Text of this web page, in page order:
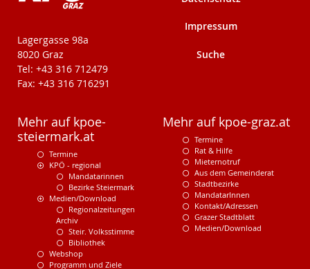
KPÖ-Steiermark
Lagergasse 98a
8020 Graz
Tel: +43 316 712479
Fax: +43 316 716291
Impressum
Suche
Mehr auf kpoe-
steiermark.at
Termine
KPÖ - regional
Mandatarinnen
Bezirke Steiermark
Medien/Download
Regionalzeitungen
Archiv
Steir. Volksstimme
Bibliothek
Webshop
Programm und Ziele
Mehr auf kpoe-graz.at
Termine
Rat & Hilfe
Mieternotruf
Aus dem Gemeinderat
Stadtbezirke
MandatarInnen
Kontakt/Adressen
Grazer Stadtblatt
Medien/Download